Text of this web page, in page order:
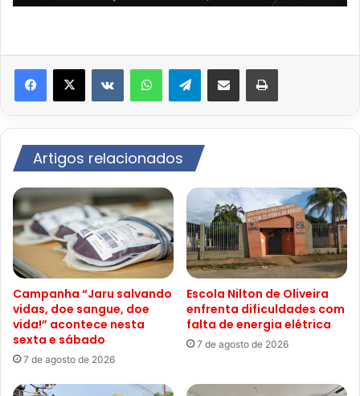
VK WhatsAppTelegramCompartilhar via e-mail Imprimir
Artigos relacionados
Campanha “Jaru salvando
vidas, doe sangue, doe
vida!” acontece nesta
sexta e sábado
7 de agosto de 2026
Escola Nilton de Oliveira
enfrenta dificuldades com
falta de energia elétrica
7 de agosto de 2026